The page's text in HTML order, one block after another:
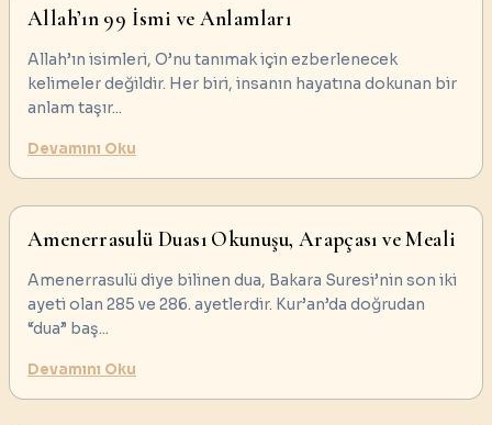
Allah’ın 99 İsmi ve Anlamları
Allah’ın isimleri, O’nu tanımak için ezberlenecek
kelimeler değildir. Her biri, insanın hayatına dokunan bir
anlam taşır...
Devamını Oku
Amenerrasulü Duası Okunuşu, Arapçası ve Meali
Amenerrasulü diye bilinen dua, Bakara Suresi’nin son iki
ayeti olan 285 ve 286. ayetlerdir. Kur’an’da doğrudan
“dua” baş...
Devamını Oku